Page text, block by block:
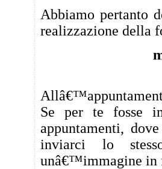
Abbiamo pertanto
realizzazione della
Se per te fosse
appuntamenti,
inviarci lo
unâ€™immagine in